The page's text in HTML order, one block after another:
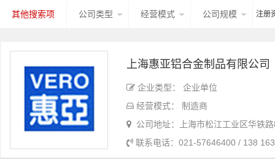
其他搜索项 公司类型 经营模式 公司规模 注册
上海惠亚铝合金制品有限公司
企业类型： 企业单位
经营模式： 制造商
公司地址：上海市松江工业区华铁
联系电话：021-57646400 / 138